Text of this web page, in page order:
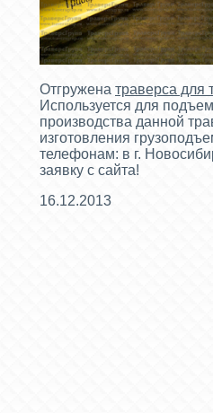
Отгружена траверса для
Используется для
производства данной
изготовления
телефонам: в г.
заявку с сайта!
16.12.2013